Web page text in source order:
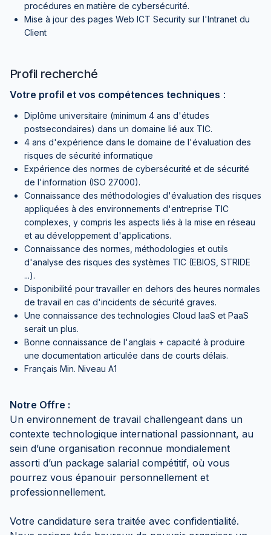
procédures en matière de cybersécurité.
Mise à jour des pages Web ICT Security sur l'Intranet du
Client
Profil recherché
Votre profil et vos compétences techniques :
Diplôme universitaire (minimum 4 ans d'études
postsecondaires) dans un domaine lié aux TIC.
4 ans d'expérience dans le domaine de l'évaluation des
risques de sécurité informatique
Expérience des normes de cybersécurité et de sécurité
de l'information (ISO 27000).
Connaissance des méthodologies d'évaluation des risques
appliquées à des environnements d'entreprise TIC
complexes, y compris les aspects liés à la mise en réseau
et au développement d'applications.
Connaissance des normes, méthodologies et outils
d'analyse des risques des systèmes TIC (EBIOS, STRIDE
...).
Disponibilité pour travailler en dehors des heures normales
de travail en cas d'incidents de sécurité graves.
Une connaissance des technologies Cloud IaaS et PaaS
serait un plus.
Bonne connaissance de l'anglais + capacité à produire
une documentation articulée dans de courts délais.
Français Min. Niveau A1
Notre Offre :
Un environnement de travail challengeant dans un
contexte technologique international passionnant, au
sein d’une organisation reconnue mondialement
assorti d’un package salarial compétitif, où vous
pourrez vous épanouir personnellement et
professionnellement.
Votre candidature sera traitée avec confidentialité.